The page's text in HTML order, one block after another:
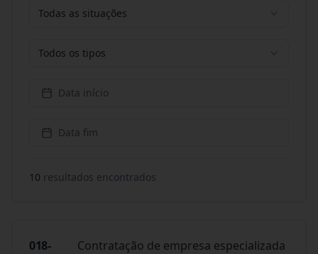
Todas as situações
Todos os tipos
Data início
Data fim
10 resultados encontrados
018-
Contratação de empresa especializada